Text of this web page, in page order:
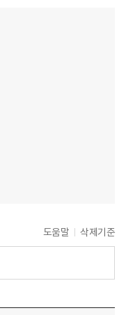
도움말 삭제기준